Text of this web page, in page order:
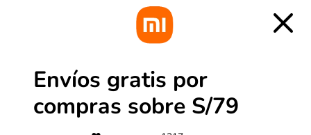
Envíos gratis por
compras sobre S/79